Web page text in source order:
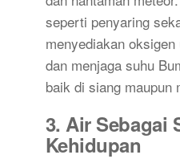
seperti penyaring
menyediakan
dan menjaga suhu
baik di siang maupun
3. Air Sebagai
Kehidupan